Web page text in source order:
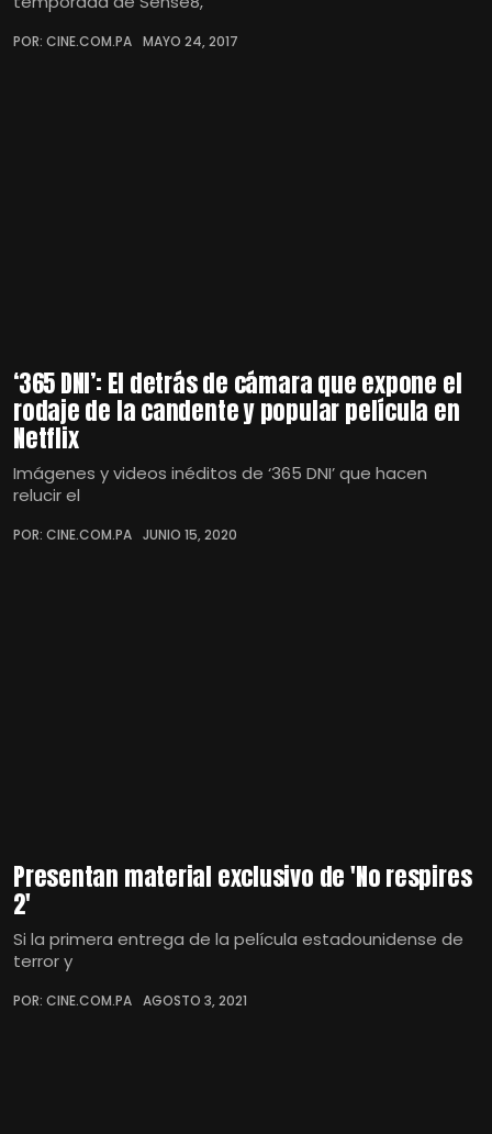
POR: CINE.COM.PA MAYO 24, 2017
‘365 DNI’: El detrás de cámara que expone el
rodaje de la candente y popular película en
Netflix
Imágenes y videos inéditos de ‘365 DNI’ que hacen
relucir el
POR: CINE.COM.PA JUNIO 15, 2020
Presentan material exclusivo de 'No respires
2'
Si la primera entrega de la película estadounidense de
terror y
POR: CINE.COM.PA AGOSTO 3, 2021